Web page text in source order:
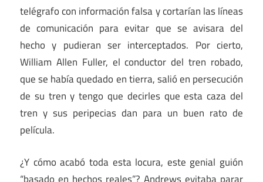
telégrafo con información falsa y cortarían las líneas
de comunicación para evitar que se avisara del
hecho y pudieran ser interceptados. Por cierto,
William Allen Fuller, el conductor del tren robado,
que se había quedado en tierra, salió en persecución
de su tren y tengo que decirles que esta caza del
tren y sus peripecias dan para un buen rato de
película.
¿Y cómo acabó toda esta locura, este genial guión